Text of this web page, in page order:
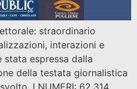
straordinario
interazioni e
espressa dalla
della testata giornalistica
I NUMERI: 62.314